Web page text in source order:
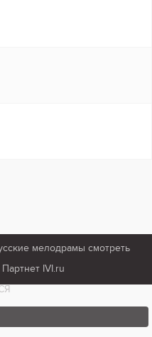
мелодрамы смотреть
IVI.ru